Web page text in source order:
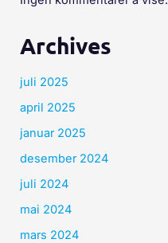
Archives
juli 2025
april 2025
januar 2025
desember 2024
juli 2024
mai 2024
mars 2024